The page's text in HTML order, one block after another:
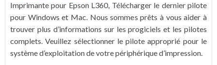
Imprimante pour Epson L360, Télécharger le dernier pilote
pour Windows et Mac. Nous sommes prêts à vous aider à
trouver plus d’informations sur les progiciels et les pilotes
complets. Veuillez sélectionner le pilote approprié pour le
système d’exploitation de votre périphérique d’impression.